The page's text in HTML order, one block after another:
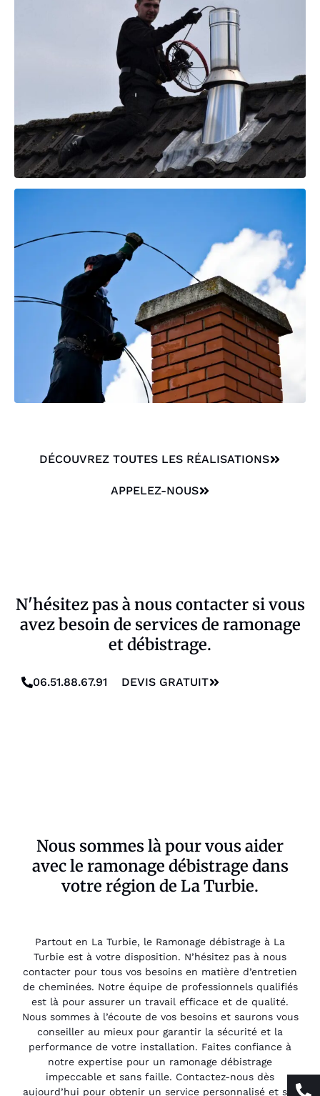
DÉCOUVREZ TOUTES LES RÉALISATIONS
APPELEZ-NOUS
N'hésitez pas à nous contacter si vous
avez besoin de services de ramonage
et débistrage.
06.51.88.67.91 DEVIS GRATUIT
Nous sommes là pour vous aider
avec le ramonage débistrage dans
votre région de La Turbie.
Partout en La Turbie, le Ramonage débistrage à La
Turbie est à votre disposition. N’hésitez pas à nous
contacter pour tous vos besoins en matière d’entretien
de cheminées. Notre équipe de professionnels qualifiés
est là pour assurer un travail efficace et de qualité.
Nous sommes à l’écoute de vos besoins et saurons vous
conseiller au mieux pour garantir la sécurité et la
performance de votre installation. Faites confiance à
notre expertise pour un ramonage débistrage
impeccable et sans faille. Contactez-nous dès
aujourd’hui pour obtenir un service personnalisé et sur